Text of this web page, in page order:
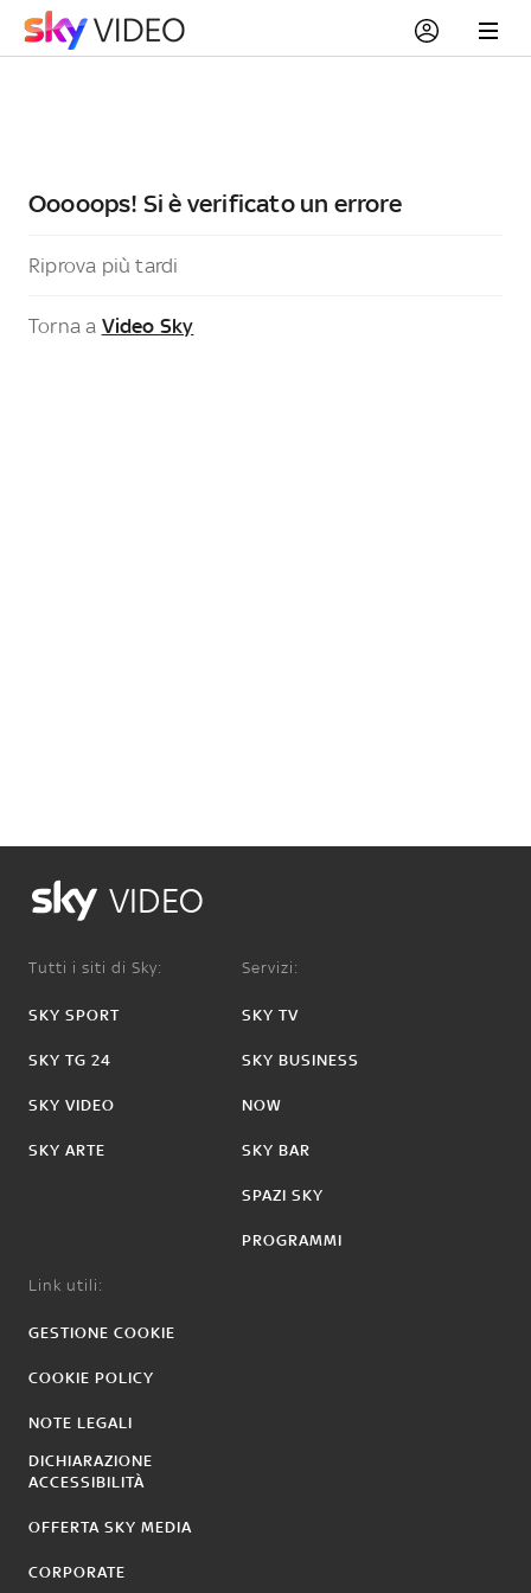
Ooooops! Si è verificato un errore
Riprova più tardi
Torna a Video Sky
VIDEO
Tutti i siti di Sky:
SKY SPORT
SKY TG 24
SKY VIDEO
SKY ARTE
Servizi:
SKY TV
SKY BUSINESS
NOW
SKY BAR
SPAZI SKY
PROGRAMMI
Link utili:
GESTIONE COOKIE
COOKIE POLICY
NOTE LEGALI
DICHIARAZIONE
ACCESSIBILITÀ
OFFERTA SKY MEDIA
CORPORATE